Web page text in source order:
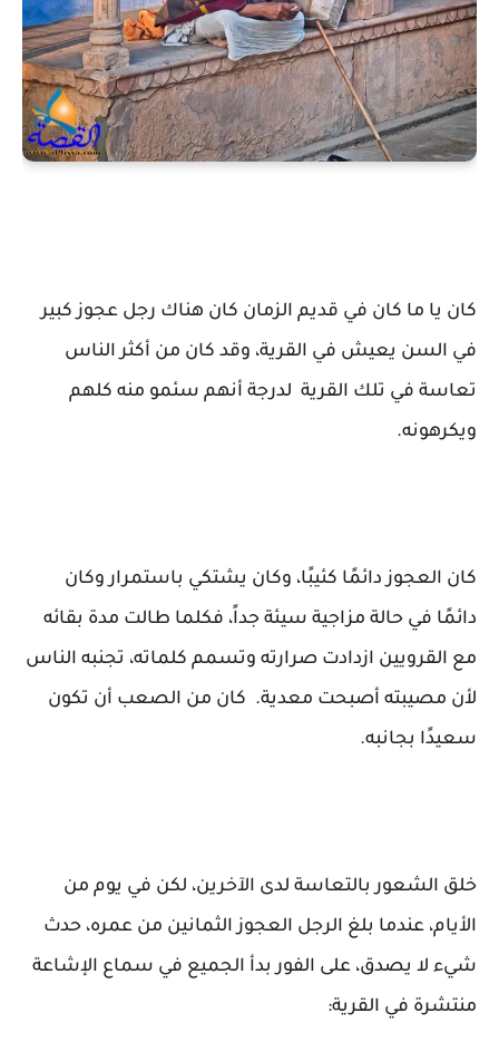
كان يا ما كان في قديم الزمان كان هناك رجل عجوز كبير
في السن يعيش في القرية، وقد كان من أكثر الناس
تعاسة في تلك القرية لدرجة أنهم سئمو منه كلهم
ويكرهونه.
كان العجوز دائمًا كئيبًا، وكان يشتكي باستمرار وكان
دائمًا في حالة مزاجية سيئة جداً، فكلما طالت مدة بقائه
مع القرويين ازدادت صرارته وتسمم كلماته، تجنبه الناس
لأن مصيبته أصبحت معدية. كان من الصعب أن تكون
سعيدًا بجانبه.
خلق الشعور بالتعاسة لدى الآخرين، لكن في يوم من
الأيام، عندما بلغ الرجل العجوز الثمانين من عمره، حدث
شيء لا يصدق، على الفور بدأ الجميع في سماع الإشاعة
منتشرة في القرية: